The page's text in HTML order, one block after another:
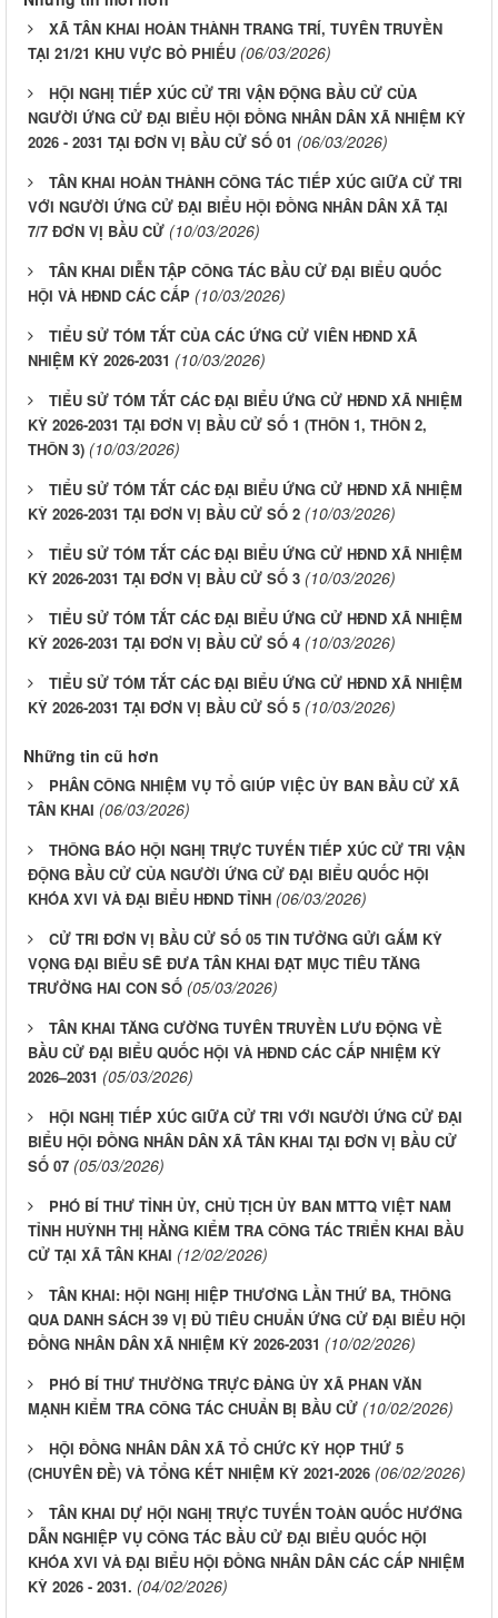
XÃ TÂN KHAI HOÀN THÀNH TRANG TRÍ, TUYÊN TRUYỀN
TẠI 21/21 KHU VỰC BỎ PHIẾU (06/03/2026)
HỘI NGHỊ TIẾP XÚC CỬ TRI VẬN ĐỘNG BẦU CỬ CỦA
NGƯỜI ỨNG CỬ ĐẠI BIỂU HỘI ĐỒNG NHÂN DÂN XÃ NHIỆM KỲ
2026 - 2031 TẠI ĐƠN VỊ BẦU CỬ SỐ 01 (06/03/2026)
TÂN KHAI HOÀN THÀNH CÔNG TÁC TIẾP XÚC GIỮA CỬ TRI
VỚI NGƯỜI ỨNG CỬ ĐẠI BIỂU HỘI ĐỒNG NHÂN DÂN XÃ TẠI
7/7 ĐƠN VỊ BẦU CỬ (10/03/2026)
TÂN KHAI DIỄN TẬP CÔNG TÁC BẦU CỬ ĐẠI BIỂU QUỐC
HỘI VÀ HĐND CÁC CẤP (10/03/2026)
TIỂU SỬ TÓM TẮT CỦA CÁC ỨNG CỬ VIÊN HĐND XÃ
NHIỆM KỲ 2026-2031 (10/03/2026)
TIỂU SỬ TÓM TẮT CÁC ĐẠI BIỂU ỨNG CỬ HĐND XÃ NHIỆM
KỲ 2026-2031 TẠI ĐƠN VỊ BẦU CỬ SỐ 1 (THÔN 1, THÔN 2,
THÔN 3) (10/03/2026)
TIỂU SỬ TÓM TẮT CÁC ĐẠI BIỂU ỨNG CỬ HĐND XÃ NHIỆM
KỲ 2026-2031 TẠI ĐƠN VỊ BẦU CỬ SỐ 2 (10/03/2026)
TIỂU SỬ TÓM TẮT CÁC ĐẠI BIỂU ỨNG CỬ HĐND XÃ NHIỆM
KỲ 2026-2031 TẠI ĐƠN VỊ BẦU CỬ SỐ 3 (10/03/2026)
TIỂU SỬ TÓM TẮT CÁC ĐẠI BIỂU ỨNG CỬ HĐND XÃ NHIỆM
KỲ 2026-2031 TẠI ĐƠN VỊ BẦU CỬ SỐ 4 (10/03/2026)
TIỂU SỬ TÓM TẮT CÁC ĐẠI BIỂU ỨNG CỬ HĐND XÃ NHIỆM
KỲ 2026-2031 TẠI ĐƠN VỊ BẦU CỬ SỐ 5 (10/03/2026)
Những tin cũ hơn
PHÂN CÔNG NHIỆM VỤ TỔ GIÚP VIỆC ỦY BAN BẦU CỬ XÃ
TÂN KHAI (06/03/2026)
THÔNG BÁO HỘI NGHỊ TRỰC TUYẾN TIẾP XÚC CỬ TRI VẬN
ĐỘNG BẦU CỬ CỦA NGƯỜI ỨNG CỬ ĐẠI BIỂU QUỐC HỘI
KHÓA XVI VÀ ĐẠI BIỂU HĐND TỈNH (06/03/2026)
CỬ TRI ĐƠN VỊ BẦU CỬ SỐ 05 TIN TƯỞNG GỬI GẮM KỲ
VỌNG ĐẠI BIỂU SẼ ĐƯA TÂN KHAI ĐẠT MỤC TIÊU TĂNG
TRƯỞNG HAI CON SỐ (05/03/2026)
TÂN KHAI TĂNG CƯỜNG TUYÊN TRUYỀN LƯU ĐỘNG VỀ
BẦU CỬ ĐẠI BIỂU QUỐC HỘI VÀ HĐND CÁC CẤP NHIỆM KỲ
2026–2031 (05/03/2026)
HỘI NGHỊ TIẾP XÚC GIỮA CỬ TRI VỚI NGƯỜI ỨNG CỬ ĐẠI
BIỂU HỘI ĐỒNG NHÂN DÂN XÃ TÂN KHAI TẠI ĐƠN VỊ BẦU CỬ
SỐ 07 (05/03/2026)
PHÓ BÍ THƯ TỈNH ỦY, CHỦ TỊCH ỦY BAN MTTQ VIỆT NAM
TỈNH HUỲNH THỊ HẰNG KIỂM TRA CÔNG TÁC TRIỂN KHAI BẦU
CỬ TẠI XÃ TÂN KHAI (12/02/2026)
TÂN KHAI: HỘI NGHỊ HIỆP THƯƠNG LẦN THỨ BA, THÔNG
QUA DANH SÁCH 39 VỊ ĐỦ TIÊU CHUẨN ỨNG CỬ ĐẠI BIỂU HỘI
ĐỒNG NHÂN DÂN XÃ NHIỆM KỲ 2026-2031 (10/02/2026)
PHÓ BÍ THƯ THƯỜNG TRỰC ĐẢNG ỦY XÃ PHAN VĂN
MẠNH KIỂM TRA CÔNG TÁC CHUẨN BỊ BẦU CỬ (10/02/2026)
HỘI ĐỒNG NHÂN DÂN XÃ TỔ CHỨC KỲ HỌP THỨ 5
(CHUYÊN ĐỀ) VÀ TỔNG KẾT NHIỆM KỲ 2021-2026 (06/02/2026)
TÂN KHAI DỰ HỘI NGHỊ TRỰC TUYẾN TOÀN QUỐC HƯỚNG
DẪN NGHIỆP VỤ CÔNG TÁC BẦU CỬ ĐẠI BIỂU QUỐC HỘI
KHÓA XVI VÀ ĐẠI BIỂU HỘI ĐỒNG NHÂN DÂN CÁC CẤP NHIỆM
KỲ 2026 - 2031. (04/02/2026)